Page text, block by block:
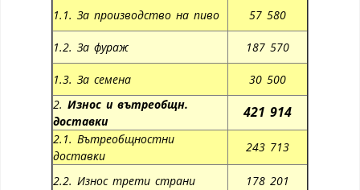
1.1. За производство на пиво 57 580
1.2. За фураж 187 570
1.3. За семена
30 500
2. Износ и вътреобщн.
доставки
421 914
2.1. Вътреобщностни
доставки
243 713
2.2. Износ трети страни 178 201